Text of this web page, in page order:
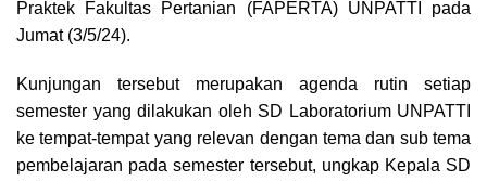
k
p
Praktek Fakultas Pertanian (FAPERTA) UNPATTI pada
Jumat (3/5/24).
Kunjungan tersebut merupakan agenda rutin setiap
semester yang dilakukan oleh SD Laboratorium UNPATTI
ke tempat-tempat yang relevan dengan tema dan sub tema
pembelajaran pada semester tersebut, ungkap Kepala SD